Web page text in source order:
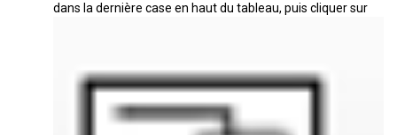
dans la dernière case en haut du tableau, puis cliquer sur